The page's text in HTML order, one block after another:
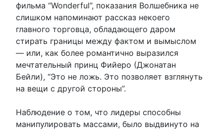
фильма “Wonderful”, показания Волшебника не
слишком напоминают рассказ некоего
главного торговца, обладающего даром
стирать границы между фактом и вымыслом
— или, как более романтично выразился
мечтательный принц Фийеро (Джонатан
Бейли), “Это не ложь. Это позволяет взглянуть
на вещи с другой стороны”.
Наблюдение о том, что лидеры способны
манипулировать массами, было выдвинуто на